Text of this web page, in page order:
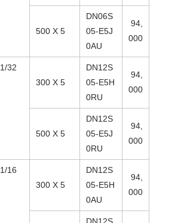
500 X 5
DN06S
05-E5J
0AU
94,
000
1/32
300 X 5
DN12S
05-E5H
0RU
94,
000
500 X 5
DN12S
05-E5J
0RU
94,
000
1/16
300 X 5
DN12S
05-E5H
0AU
94,
000